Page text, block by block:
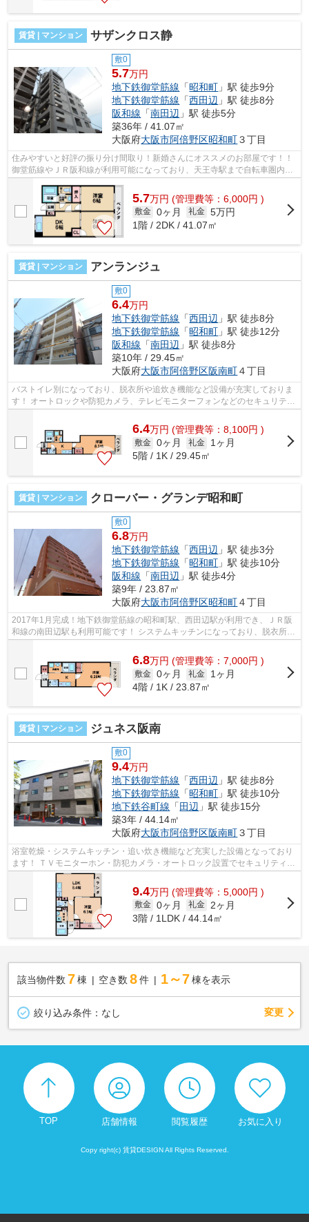
賃貸 | マンション サザンクロス静
敷0
5.7万円
地下鉄御堂筋線 「昭和町 」駅 徒歩9分
地下鉄御堂筋線 「西田辺 」駅 徒歩8分
阪和線 「南田辺 」駅 徒歩5分
築36年 / 41.07㎡
大阪府大阪市阿倍野区昭和町３丁目
住みやすいと好評の振り分け間取り！新婚さんにオススメのお部屋です！！
御堂筋線やＪＲ阪和線が利用可能になっており、天王寺駅まで自転車圏内に
5.7万円 (管理費等：6,000円 )
敷金 0ヶ月 礼金 5万円
1階 / 2DK / 41.07㎡
賃貸 | マンション アンランジュ
敷0
6.4万円
地下鉄御堂筋線 「西田辺 」駅 徒歩8分
地下鉄御堂筋線 「昭和町 」駅 徒歩12分
阪和線 「南田辺 」駅 徒歩8分
築10年 / 29.45㎡
大阪府大阪市阿倍野区阪南町４丁目
バストイレ別になっており、脱衣所や追炊き機能など設備が充実しておりま
す！ オートロックや防犯カメラ、テレビモニターフォンなどのセキュリティ
も充実しております！ ■□■□■□■□■□■...
6.4万円 (管理費等：8,100円 )
敷金 0ヶ月 礼金
1ヶ月
5階 / 1K / 29.45㎡
賃貸 | マンション クローバー・グランデ昭和町
敷0
6.8万円
地下鉄御堂筋線 「西田辺 」駅 徒歩3分
地下鉄御堂筋線 「昭和町 」駅 徒歩10分
阪和線 「南田辺 」駅 徒歩4分
築9年 / 23.87㎡
大阪府大阪市阿倍野区昭和町４丁目
2017年1月完成！地下鉄御堂筋線の昭和町駅、西田辺駅が利用でき、ＪＲ阪
和線の南田辺駅も利用可能です！ システムキッチンになっており、脱衣所な
6.8万円 (管理費等：7,000円 )
敷金 0ヶ月 礼金
1ヶ月
4階 / 1K / 23.87㎡
賃貸 | マンション ジュネス阪南
敷0
9.4万円
地下鉄御堂筋線 「西田辺 」駅 徒歩8分
地下鉄御堂筋線 「昭和町 」駅 徒歩10分
地下鉄谷町線 「 田辺 」駅 徒歩15分
築3年 / 44.14㎡
大阪府大阪市阿倍野区阪南町３丁目
浴室乾燥・システムキッチン・追い炊き機能など充実した設備となっており
ます！ ＴＶモニターホン・防犯カメラ・オートロック設置でセキュリティー
面も安心です。 インターネットも無...
9.4万円 (管理費等：5,000円 )
敷金 0ヶ月 礼金
2ヶ月
3階 / 1LDK / 44.14㎡
該当物件数 7棟 空き数 8 件 1～7 棟を表示
絞り込み条件： なし 変更
TOP 店舗情報 閲覧履歴 お気に入り
Copy right(c) 賃貸DESIGN All Rights Reserved.